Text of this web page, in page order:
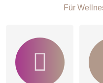
Besucher sichtbar
Für